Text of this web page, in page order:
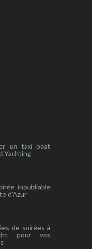
un taxi boat
Yachting
inoubliable
d’Azur
de soirées à
pour vos